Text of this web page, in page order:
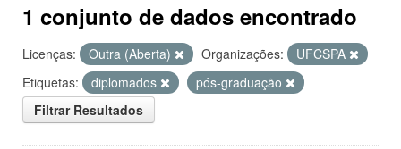
1 conjunto de dados encontrado
Licenças: Outra (Aberta) Organizações:
UFCSPA
Etiquetas:
diplomados
pós-graduação
Filtrar Resultados